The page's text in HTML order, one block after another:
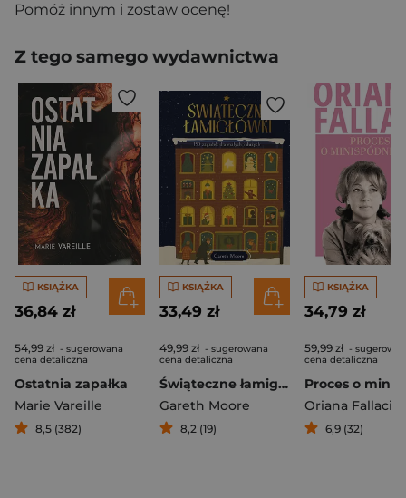
Pomóż innym i zostaw ocenę!
Z tego samego wydawnictwa
KSIĄŻKA
36,84 zł
54,99 zł - sugerowana
cena detaliczna
Ostatnia zapałka
Marie Vareille
8,5 (382)
KSIĄŻKA
33,49 zł
49,99 zł - sugerowana
cena detaliczna
Świąteczne łamigłówki. 150 zagadek dla małych i dużych
Gareth Moore
8,2 (19)
KSIĄŻKA
34,79 zł
59,99 zł -
cena detaliczna
Oriana Fallaci
6,9 (32)